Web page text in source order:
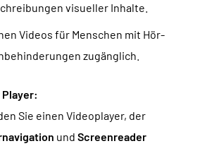
visueller Inhalte.
Videos für Menschen mit Hör-
zugänglich.
Sie einen Videoplayer, der
und Screenreader